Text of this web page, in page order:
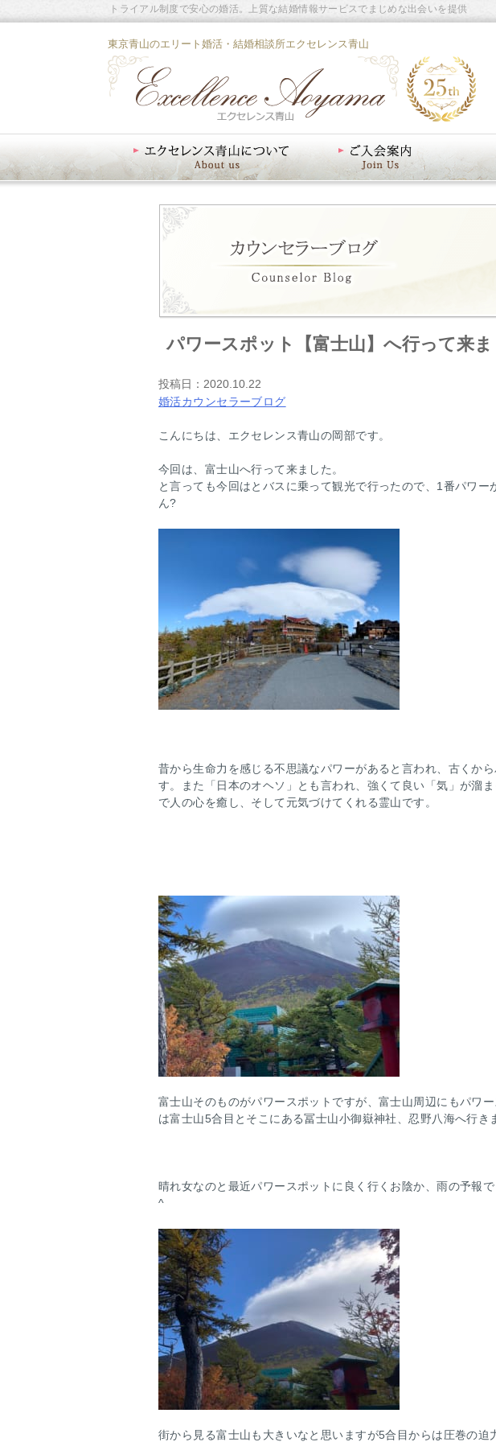
東京青山のエリート婚活・結婚相談所エクセレンス青山
トライアル制度で安心の婚活。上質な結婚情報サービスでまじめな出会いを提供
パワースポット【富士山】へ行って来ま
投稿日： 2020.10.22
婚活カウンセラーブログ
こんにちは、エクセレンス青山の岡部です。
今回は、富士山へ行って来ました。
と言っても今回はとバスに乗って観光で行ったので、1番パワ
ん?
昔から生命力を感じる不思議なパワーがあると言われ、古くか
す。また「日本のオヘソ」とも言われ、強くて良い「気」が溜
で人の心を癒し、そして元気づけてくれる霊山です。
富士山そのものがパワースポットですが、富士山周辺にもパワ
は富士山5合目とそこにある冨士山小御嶽神社、忍野八海へ行き
晴れ女なのと最近パワースポットに良く行くお陰か、雨の予報
^
街から見る富士山も大きいなと思いますが5合目からは圧巻の迫